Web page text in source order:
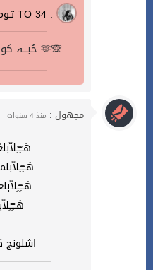
تـومـه TO 34 :
نايس 🥲🤍حُبــہ كولش جبير الكم 🫶🙊
مجهول : منذ 4 سنوات